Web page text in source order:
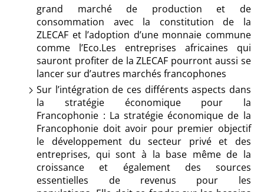
grand marché de production et de
consommation avec la constitution de la
ZLECAF et l’adoption d’une monnaie commune
comme l’Eco.Les entreprises africaines qui
sauront profiter de la ZLECAF pourront aussi se
lancer sur d’autres marchés francophones
Sur l’intégration de ces différents aspects dans
la stratégie économique pour la
Francophonie : La stratégie économique de la
Francophonie doit avoir pour premier objectif
le développement du secteur privé et des
entreprises, qui sont à la base même de la
croissance et également des sources
essentielles de revenus pour les